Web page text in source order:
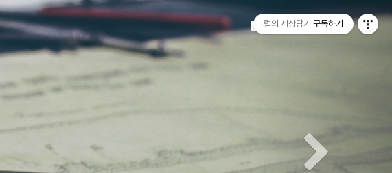
Tistory
Next
티스토리툴바 럽의 세상담기 구독하기